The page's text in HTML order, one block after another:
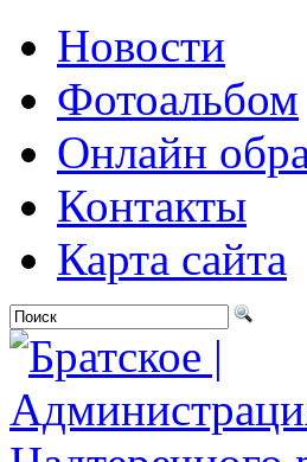
Новости
Фотоальбом
Онлайн
Контакты
Карта сайта